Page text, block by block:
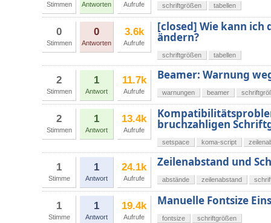
Stimmen Antworten Aufrufe schriftgrößen tabellen
0
Stimmen
0
Antworten
3.6k
Aufrufe
[closed] Wie kann ich
ändern?
schriftgrößen tabellen
2
Stimmen
1
Antwort
11.7k
Aufrufe
Beamer: Warnung
warnungen beamer
2
Stimmen
1
Antwort
13.4k
Aufrufe bruchzahligen
setspace koma-script
1
Stimme
1
Antwort
24.1k
Aufrufe
Zeilenabstand und
abstände zeilenabstand
1
Stimme
1
Antwort
19.4k
Aufrufe
Manuelle Fontsize
fontsize schriftgrößen